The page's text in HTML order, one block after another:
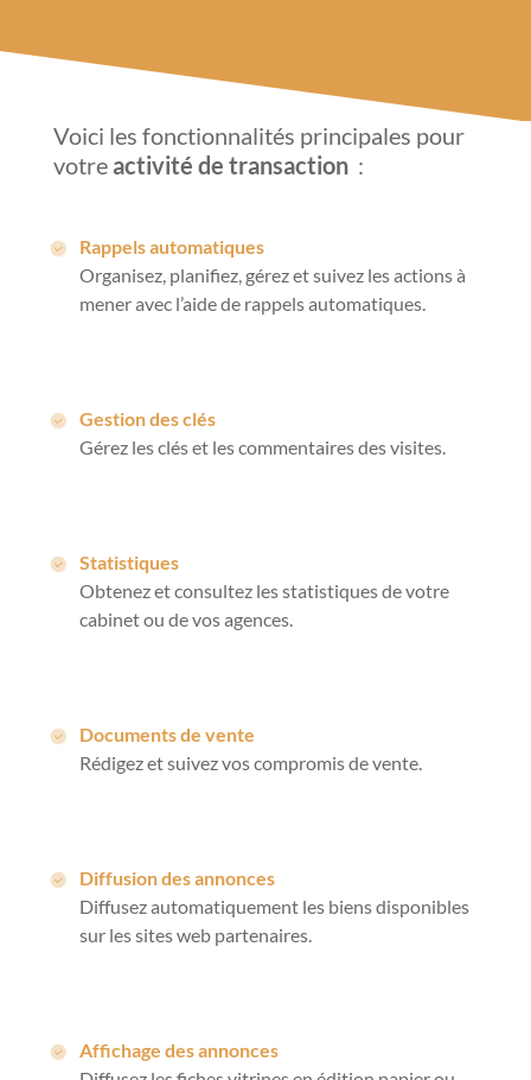
Voici les fonctionnalités principales pour
votre activité de transaction :
Rappels automatiques
Organisez, planifiez, gérez et suivez les actions à
mener avec l’aide de rappels automatiques.
Gestion des clés
Gérez les clés et les commentaires des visites.
Statistiques
Obtenez et consultez les statistiques de votre
cabinet ou de vos agences.
Documents de vente
Rédigez et suivez vos compromis de vente.
Diffusion des annonces
Diffusez automatiquement les biens disponibles
sur les sites web partenaires.
Affichage des annonces